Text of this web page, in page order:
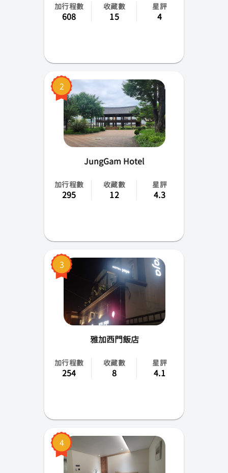
忠清南北道
慶尚南北道
江原道
加行程數
608
收藏數
15
星評
4
2
JungGam Hotel
加行程數
295
收藏數
12
星評
4.3
3
雅加西門飯店
加行程數
254
收藏數
8
星評
4.1
4